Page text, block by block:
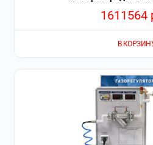
1611564
В